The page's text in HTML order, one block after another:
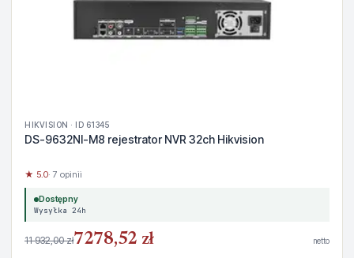
HIKVISION · ID 61345
DS-9632NI-M8 rejestrator NVR 32ch Hikvision
★ 5.0· 7 opinii
Dostępny
Wysyłka 24h
11 932,00 zł7278,52 zł netto